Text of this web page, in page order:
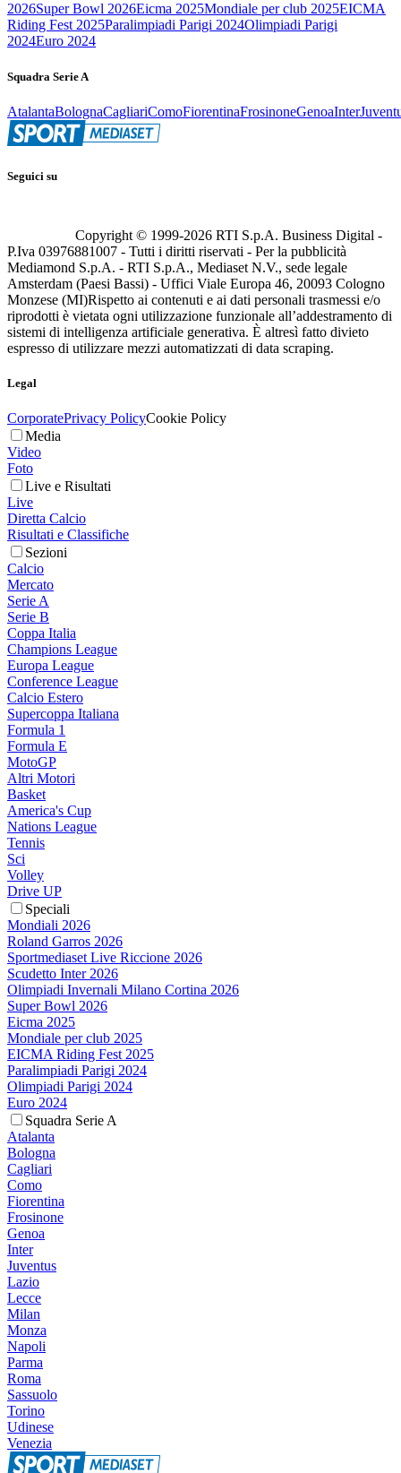
2026Super Bowl 2026Eicma 2025Mondiale per club 2025EICMA
Riding Fest 2025Paralimpiadi Parigi 2024Olimpiadi Parigi
2024Euro 2024
Squadra Serie A
AtalantaBolognaCagliariComoFiorentinaFrosinoneGenoaInter
Seguici su
Copyright © 1999-2026 RTI S.p.A. Business Digital -
P.Iva 03976881007 - Tutti i diritti riservati - Per la pubblicità
Mediamond S.p.A. - RTI S.p.A., Mediaset N.V., sede legale
Amsterdam (Paesi Bassi) - Uffici Viale Europa 46, 20093 Cologno
Monzese (MI)Rispetto ai contenuti e ai dati personali trasmessi e/o
riprodotti è vietata ogni utilizzazione funzionale all’addestramento di
sistemi di intelligenza artificiale generativa. È altresì fatto divieto
espresso di utilizzare mezzi automatizzati di data scraping.
Legal
CorporatePrivacy PolicyCookie Policy
Media
Video
Foto
Live e Risultati
Live
Diretta Calcio
Risultati e Classifiche
Sezioni
Calcio
Mercato
Serie A
Serie B
Coppa Italia
Champions League
Europa League
Conference League
Calcio Estero
Supercoppa Italiana
Formula 1
Formula E
MotoGP
Altri Motori
Basket
America's Cup
Nations League
Tennis
Sci
Volley
Drive UP
Speciali
Mondiali 2026
Roland Garros 2026
Sportmediaset Live Riccione 2026
Scudetto Inter 2026
Olimpiadi Invernali Milano Cortina 2026
Super Bowl 2026
Eicma 2025
Mondiale per club 2025
EICMA Riding Fest 2025
Paralimpiadi Parigi 2024
Olimpiadi Parigi 2024
Euro 2024
Squadra Serie A
Atalanta
Bologna
Cagliari
Como
Fiorentina
Frosinone
Genoa
Inter
Juventus
Lazio
Lecce
Milan
Monza
Napoli
Parma
Roma
Sassuolo
Torino
Udinese
Venezia